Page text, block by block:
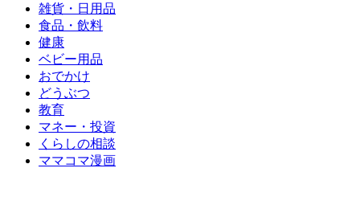
雑貨・日用品
食品・飲料
健康
ベビー用品
おでかけ
どうぶつ
教育
マネー・投資
くらしの相談
ママコマ漫画